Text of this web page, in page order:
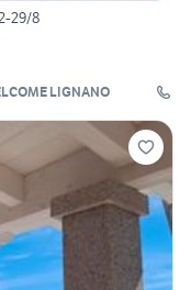
29/8
LIGNANO